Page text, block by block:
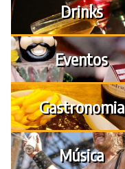
Drinks
Eventos
Gastronomia
Música